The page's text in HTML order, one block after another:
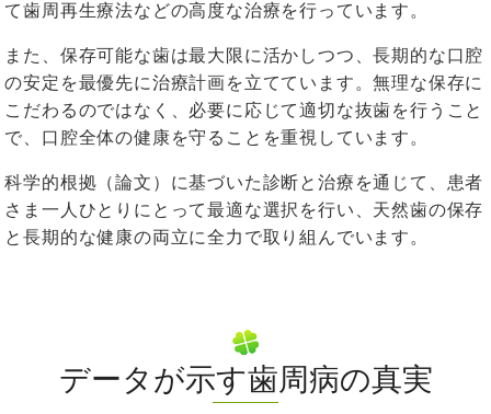
て歯周再生療法などの高度な治療を行っています。
また、保存可能な歯は最大限に活かしつつ、長期的な口腔
の安定を最優先に治療計画を立てています。無理な保存に
こだわるのではなく、必要に応じて適切な抜歯を行うこと
で、口腔全体の健康を守ることを重視しています。
科学的根拠（論文）に基づいた診断と治療を通じて、患者
さま一人ひとりにとって最適な選択を行い、天然歯の保存
と長期的な健康の両立に全力で取り組んでいます。
データが示す歯周病の真実